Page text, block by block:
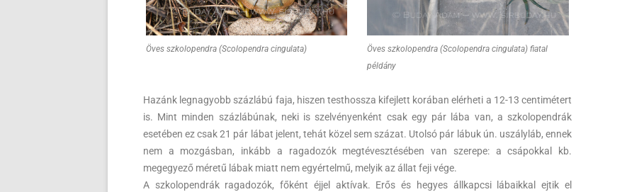
Öves szkolopendra (Scolopendra cingulata)
Öves szkolopendra (Scolopendra cingulata) fiatal
példány
Hazánk legnagyobb százlábú faja, hiszen testhossza kifejlett korában elérheti a 12-13 centimétert
is. Mint minden százlábúnak, neki is szelvényenként csak egy pár lába van, a szkolopendrák
esetében ez csak 21 pár lábat jelent, tehát közel sem százat. Utolsó pár lábuk ún. uszályláb, ennek
nem a mozgásban, inkább a ragadozók megtévesztésében van szerepe: a csápokkal kb.
megegyező méretű lábak miatt nem egyértelmű, melyik az állat feji vége.
A szkolopendrák ragadozók, főként éjjel aktívak. Erős és hegyes állkapcsi lábaikkal ejtik el